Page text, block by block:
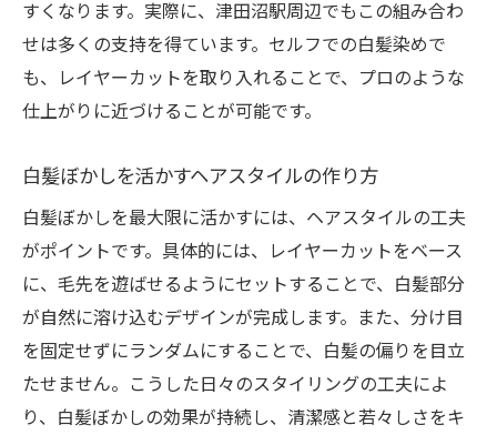
すくなります。実際に、津田沼駅周辺でもこの組み合わ
せは多くの支持を得ています。セルフでの白髪染めで
も、レイヤーカットを取り入れることで、プロのような
仕上がりに近づけることが可能です。
白髪ぼかしを活かすヘアスタイルの作り方
白髪ぼかしを最大限に活かすには、ヘアスタイルの工夫
がポイントです。具体的には、レイヤーカットをベース
に、毛先を遊ばせるようにセットすることで、白髪部分
が自然に溶け込むデザインが完成します。また、分け目
を固定せずにランダムにすることで、白髪の偏りを目立
たせません。こうした日々のスタイリングの工夫によ
り、白髪ぼかしの効果が持続し、清潔感と若々しさをキ